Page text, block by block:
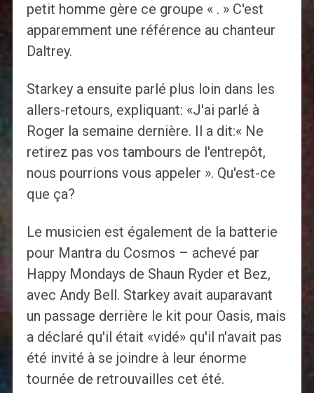
petit homme gère ce groupe « . » C'est
apparemment une référence au chanteur
Daltrey.
Starkey a ensuite parlé plus loin dans les
allers-retours, expliquant: «J'ai parlé à
Roger la semaine dernière. Il a dit:« Ne
retirez pas vos tambours de l'entrepôt,
nous pourrions vous appeler ». Qu'est-ce
que ça?
Le musicien est également de la batterie
pour Mantra du Cosmos – achevé par
Happy Mondays de Shaun Ryder et Bez,
avec Andy Bell. Starkey avait auparavant
un passage derrière le kit pour Oasis, mais
a déclaré qu'il était «vidé» qu'il n'avait pas
été invité à se joindre à leur énorme
tournée de retrouvailles cet été.